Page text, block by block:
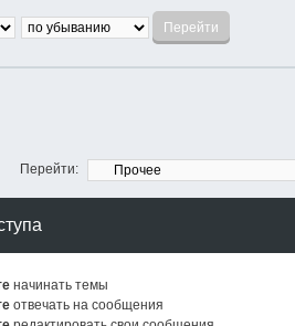
Перейти:
начинать темы
отвечать на сообщения